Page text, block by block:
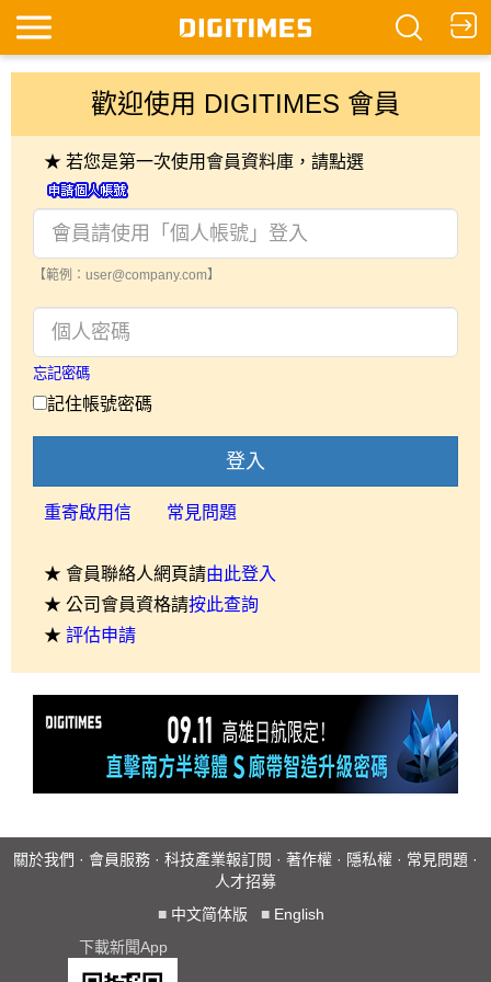
歡迎使用 DIGITIMES 會員
★ 若您是第一次使用會員資料庫，請點選
【範例：user@company.com】
忘記密碼
記住帳號密碼
登入
重寄啟用信 常見問題
★ 會員聯絡人網頁請由此登入
★ 公司會員資格請按此查詢
★ 評估申請
關於我們 · 會員服務 · 科技產業報訂閱 · 著作權 · 隱私權 · 常見問題 ·
人才招募
■ 中文简体版 ■ English
下載新聞App